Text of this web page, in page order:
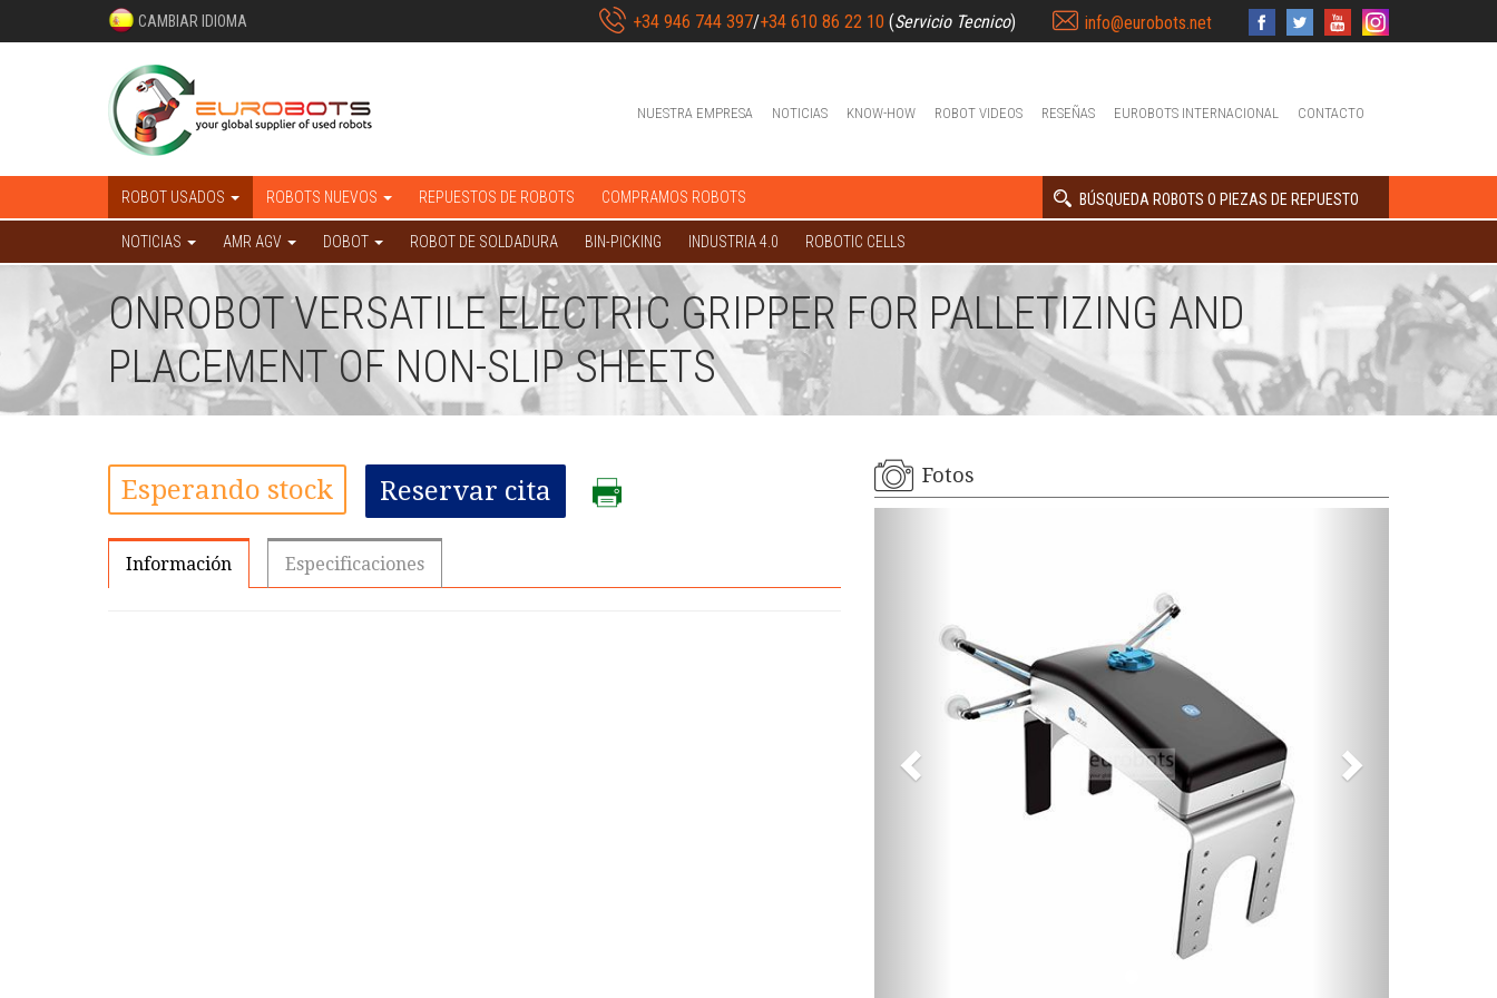
CAMBIAR IDIOMA +34 946 744 397/+34 610 86 22 10 (Servicio Tecnico) info@eurobots.net
NUESTRA EMPRESA NOTICIAS KNOW-HOW ROBOT VIDEOS RESEÑAS EUROBOTS INTERNACIONAL CONTACTO
ROBOT USADOS ROBOTS NUEVOS REPUESTOS DE ROBOTS COMPRAMOS ROBOTS BÚSQUEDA ROBOTS O PIEZAS DE REPUESTO
NOTICIAS AMR AGV DOBOT ROBOT DE SOLDADURA BIN-PICKING INDUSTRIA 4.0 ROBOTIC CELLS
ONROBOT VERSATILE ELECTRIC GRIPPER FOR PALLETIZING AND
PLACEMENT OF NON-SLIP SHEETS
Esperando stock Reservar cita
Información Especificaciones
Fotos